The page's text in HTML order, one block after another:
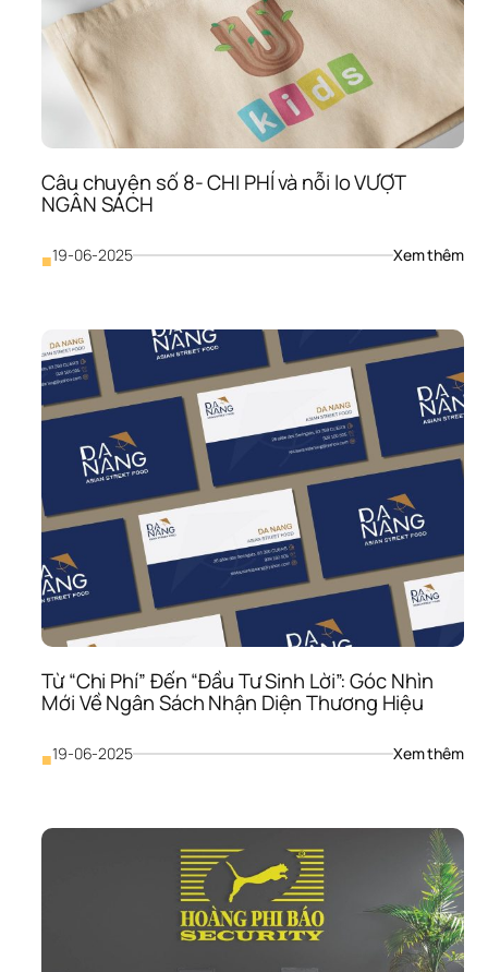
Câu chuyện số 8- CHI PHÍ và nỗi lo VƯỢT
NGÂN SÁCH
■19-06-2025 Xem thêm:
8-
PHÍ
và
nỗi
lo
Từ “Chi Phí” Đến “Đầu Tư Sinh Lời”: Góc Nhìn
Mới Về Ngân Sách Nhận Diện Thương Hiệu
■19-06-2025 Xem thêm:
Tư